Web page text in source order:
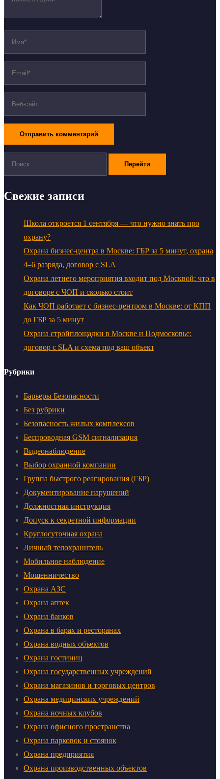
Свежие записи
Школа откроется 1 сентября — что нужно знать про
охрану?
Охрана бизнес-центра в Москве: ГБР за 5 минут, охрана
4–6 разряда, договор с SLA
Охрана летнего мероприятия входит под Москвой: что в
договоре с ЧОП и сколько стоит
Как ЧОП работает с бизнес-центром в Москве: от КПП
до ГБР за 5 минут
Охрана стройплощадки в Москве и Подмосковье:
договор с SLA и схема под ваш объект
Рубрики
Барьеры Безопасности
Без рубрики
Безопасность жилых комплексов
Беспроводная GSM сигнализация
Видеонаблюдение
Выбор охранной компании
Группа быстрого реагирования (ГБР)
Документирование нарушений
Должностная инструкция
Допуск к секретной информации
Круглосуточная охрана
Личный телохранитель
Мобильное наблюдение
Мошенничество
Охрана АЗС
Охрана аптек
Охрана банков
Охрана в барах и ресторанах
Охрана водных объектов
Охрана гостиниц
Охрана государственных учреждений
Охрана магазинов и торговых центров
Охрана медицинских учреждений
Охрана ночных клубов
Охрана офисного пространства
Охрана парковок и стоянок
Охрана предприятия
Охрана производственных объектов